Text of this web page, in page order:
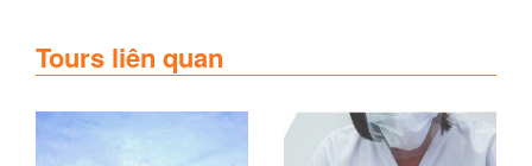
Tours liên quan